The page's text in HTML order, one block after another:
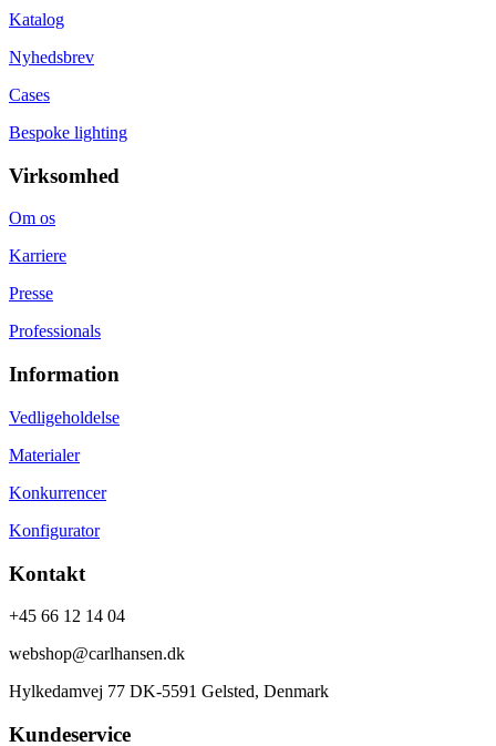
Katalog
Nyhedsbrev
Cases
Bespoke lighting
Virksomhed
Om os
Karriere
Presse
Professionals
Information
Vedligeholdelse
Materialer
Konkurrencer
Konfigurator
Kontakt
+45 66 12 14 04
webshop@carlhansen.dk
Hylkedamvej 77 DK-5591 Gelsted, Denmark
Kundeservice